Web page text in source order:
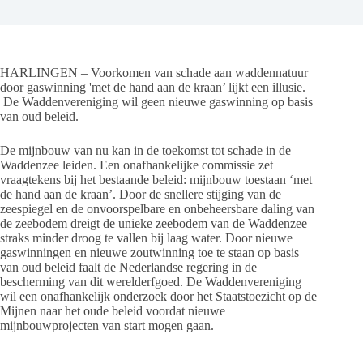
HARLINGEN – Voorkomen van schade aan waddennatuur
door gaswinning 'met de hand aan de kraan’ lijkt een illusie.
De Waddenvereniging wil geen nieuwe gaswinning op basis
van oud beleid.
De mijnbouw van nu kan in de toekomst tot schade in de
Waddenzee leiden. Een onafhankelijke commissie zet
vraagtekens bij het bestaande beleid: mijnbouw toestaan ‘met
de hand aan de kraan’. Door de snellere stijging van de
zeespiegel en de onvoorspelbare en onbeheersbare daling van
de zeebodem dreigt de unieke zeebodem van de Waddenzee
straks minder droog te vallen bij laag water. Door nieuwe
gaswinningen en nieuwe zoutwinning toe te staan op basis
van oud beleid faalt de Nederlandse regering in de
bescherming van dit werelderfgoed. De Waddenvereniging
wil een onafhankelijk onderzoek door het Staatstoezicht op de
Mijnen naar het oude beleid voordat nieuwe
mijnbouwprojecten van start mogen gaan.